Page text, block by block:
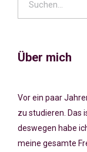
Über mich
Vor ein paar
zu studieren. Das
deswegen habe
meine gesamte